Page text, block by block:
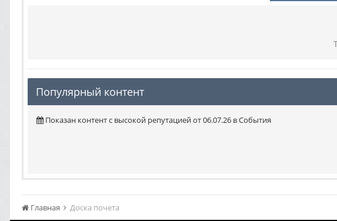
Популярный контент
Показан контент с высокой репутацией от 06.07.26 в События
Главная Доска почета